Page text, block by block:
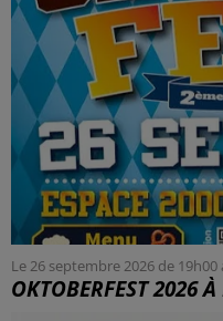
Le 26 septembre 2026 de 19h00
OKTOBERFEST 2026